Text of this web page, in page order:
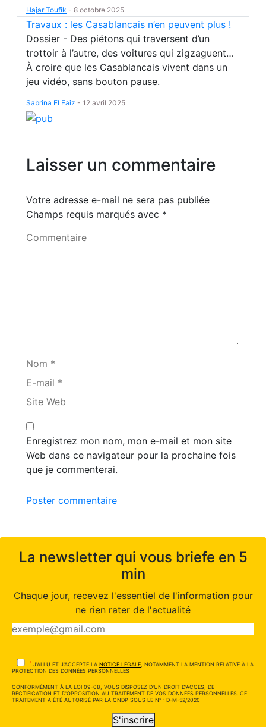
Hajar Toufik - 8 octobre 2025
Travaux : les Casablancais n’en peuvent plus !
Dossier - Des piétons qui traversent d’un
trottoir à l’autre, des voitures qui zigzaguent…
À croire que les Casablancais vivent dans un
jeu vidéo, sans bouton pause.
Sabrina El Faiz - 12 avril 2025
Laisser un commentaire
Votre adresse e-mail ne sera pas publiée
Champs requis marqués avec *
Commentaire
Nom *
E-mail *
Site Web
Enregistrez mon nom, mon e-mail et mon site
Web dans ce navigateur pour la prochaine fois
que je commenterai.
Poster commentaire
La newsletter qui vous briefe en 5
min
Chaque jour, recevez l'essentiel de l'information pour
ne rien rater de l'actualité
* J'AI LU ET J'ACCEPTE LA NOTICE LÉGALE , NOTAMMENT LA MENTION RELATIVE À LA
PROTECTION DES DONNÉES PERSONNELLES
CONFORMÉMENT À LA LOI 09-08, VOUS DISPOSEZ D'UN DROIT D'ACCÈS, DE
RECTIFICATION ET D'OPPOSITION AU TRAITEMENT DE VOS DONNÉES PERSONNELLES. CE
TRAITEMENT A ÉTÉ AUTORISÉ PAR LA CNDP SOUS LE N° : D-M-52/2020
S'inscrire